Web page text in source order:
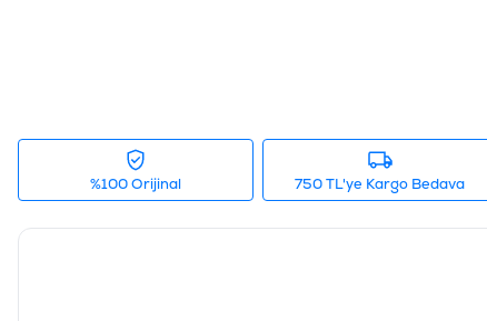
%100 Orijinal 750 TL'ye Kargo Bedava